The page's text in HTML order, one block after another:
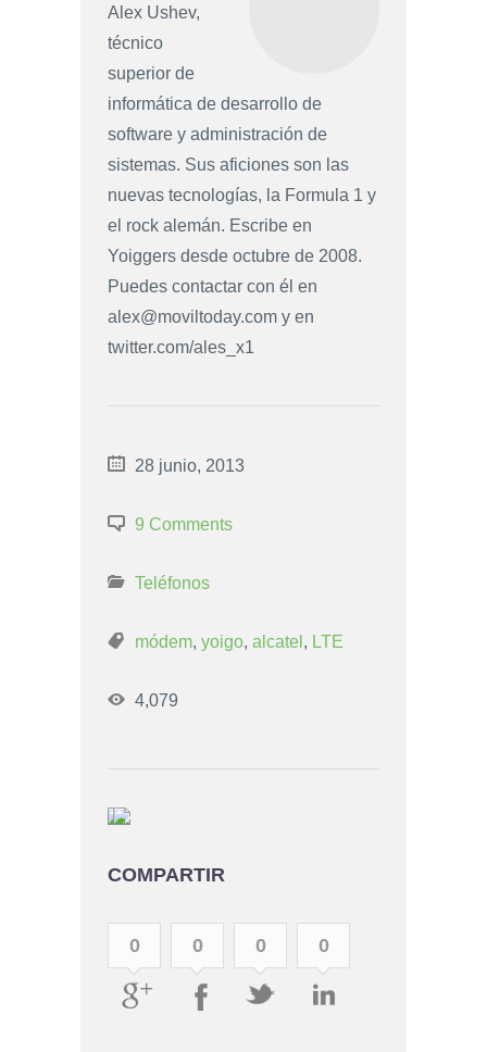
Alex Ushev,
técnico
superior de
informática de desarrollo de
software y administración de
sistemas. Sus aficiones son las
nuevas tecnologías, la Formula 1 y
el rock alemán. Escribe en
Yoiggers desde octubre de 2008.
Puedes contactar con él en
alex@moviltoday.com y en
twitter.com/ales_x1
28 junio, 2013
9 Comments
Teléfonos
módem, yoigo, alcatel , LTE
4,079
COMPARTIR
0 0 0 0